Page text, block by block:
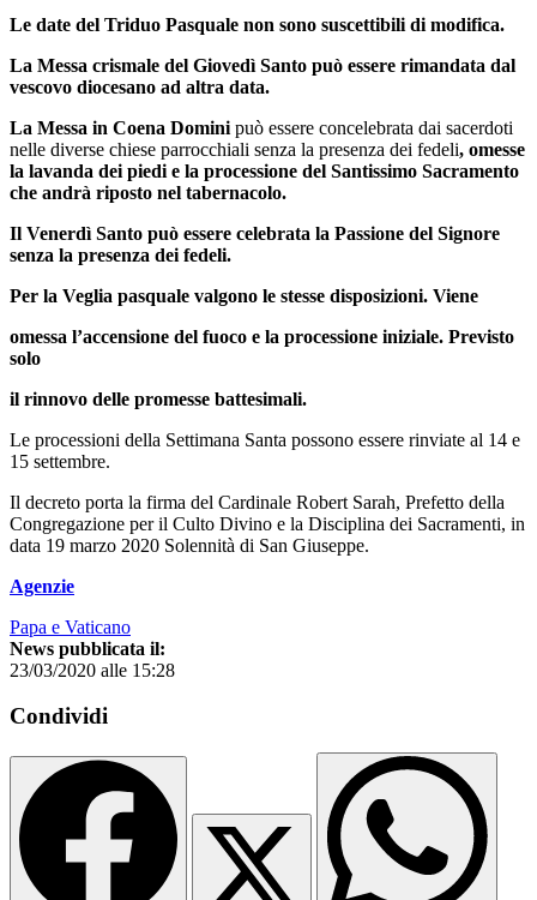
Le date del Triduo Pasquale non sono suscettibili di modifica.
La Messa crismale del Giovedì Santo può essere rimandata dal
vescovo diocesano ad altra data.
La Messa in Coena Domini può essere concelebrata dai sacerdoti
nelle diverse chiese parrocchiali senza la presenza dei fedeli, omesse
la lavanda dei piedi e la processione del Santissimo Sacramento
che andrà riposto nel tabernacolo.
Il Venerdì Santo può essere celebrata la Passione del Signore
senza la presenza dei fedeli.
Per la Veglia pasquale valgono le stesse disposizioni. Viene
omessa l’accensione del fuoco e la processione iniziale. Previsto
solo
il rinnovo delle promesse battesimali.
Le processioni della Settimana Santa possono essere rinviate al 14 e
15 settembre.
Il decreto porta la firma del Cardinale Robert Sarah, Prefetto della
Congregazione per il Culto Divino e la Disciplina dei Sacramenti, in
data 19 marzo 2020 Solennità di San Giuseppe.
Agenzie
Papa e Vaticano
News pubblicata il:
23/03/2020 alle 15:28
Condividi